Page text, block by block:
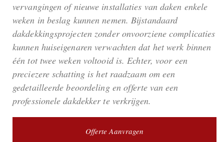
vervangingen of nieuwe installaties van daken enkele
weken in beslag kunnen nemen. Bijstandaard
dakdekkingsprojecten zonder onvoorziene complicaties
kunnen huiseigenaren verwachten dat het werk binnen
één tot twee weken voltooid is. Echter, voor een
preciezere schatting is het raadzaam om een
gedetailleerde beoordeling en offerte van een
professionele dakdekker te verkrijgen.
Offerte Aanvragen